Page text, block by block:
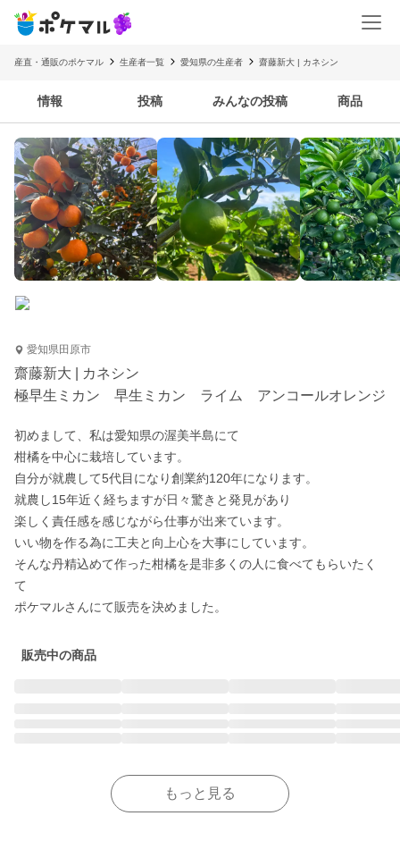
産直・通販のポケマル 生産者一覧 愛知県の生産者 齋藤新大 | カネシン
情報 投稿 みんなの投稿 商品
愛知県田原市
齋藤新大 | カネシン
極早生ミカン 早生ミカン ライム アンコールオレンジ
初めまして、私は愛知県の渥美半島にて
柑橘を中心に栽培しています。
自分が就農して5代目になり創業約120年になります。
就農し15年近く経ちますが日々驚きと発見があり
楽しく責任感を感じながら仕事が出来ています。
いい物を作る為に工夫と向上心を大事にしています。
そんな丹精込めて作った柑橘を是非多くの人に食べてもらいたく
て
ポケマルさんにて販売を決めました。
販売中の商品
もっと見る